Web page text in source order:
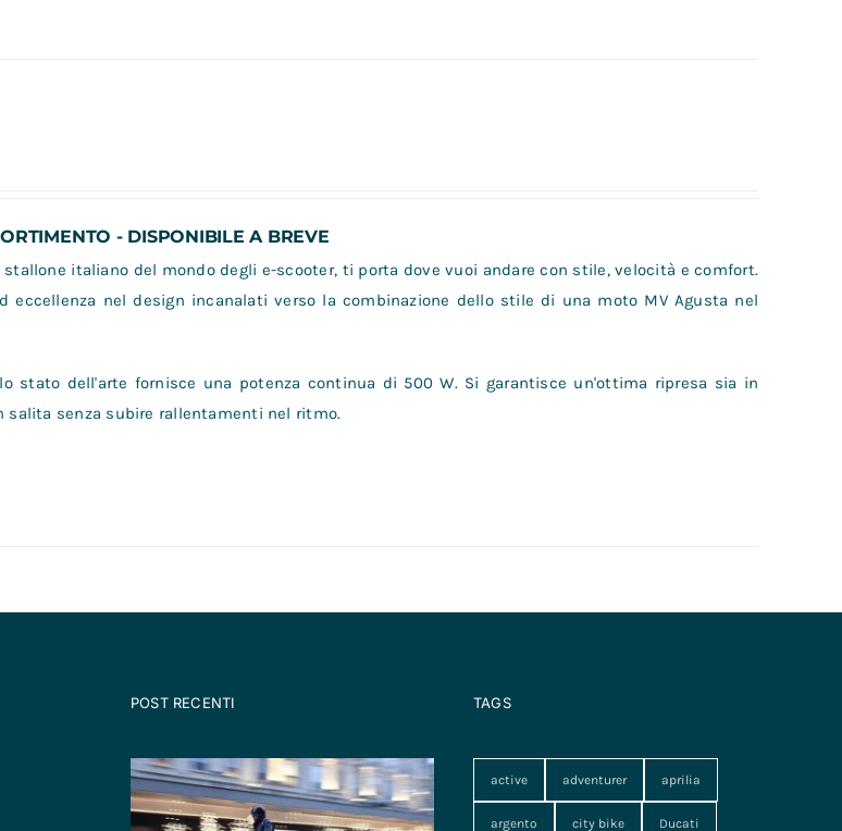
- DISPONIBILE A BREVE
stallone italiano del mondo degli e-scooter, ti porta dove vuoi andare con stile, velocità e comfort.
eccellenza nel design incanalati verso la combinazione dello stile di una moto MV Agusta nel
stato dell'arte fornisce una potenza continua di 500 W. Si garantisce un'ottima ripresa sia in
salita senza subire rallentamenti nel ritmo.
POST RECENTI TAGS
active adventurer aprilia
argento city bike Ducati